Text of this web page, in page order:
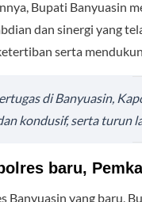
Bupati Banyuasin
dan sinergi yang
serta
di Banyuasin,
kondusif, serta turun
baru,
Banyuasin yang baru,